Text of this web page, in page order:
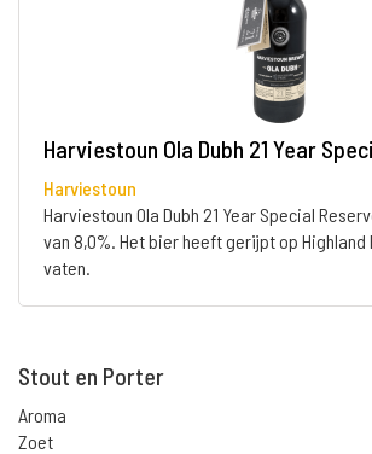
Harviestoun Ola Dubh 21 Year
Harviestoun
Harviestoun Ola Dubh 21 Year Special
van 8,0%. Het bier heeft gerijpt op Highland
vaten.
Stout en Porter
Aroma
Zoet